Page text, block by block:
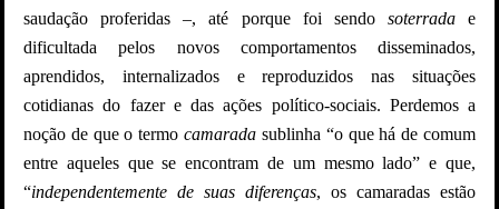
saudação proferidas –, até porque foi sendo soterradae
dificultada pelos novos comportamentos disseminados,
aprendidos, internalizados e reproduzidos nas situações
cotidianas do fazer e das ações político-sociais. Perdemos a
noção de que o termocamarada sublinha “o que há de comum
entre aqueles que se encontram de um mesmo lado” e que,
“independentemente de suas diferenças, os camaradas estão